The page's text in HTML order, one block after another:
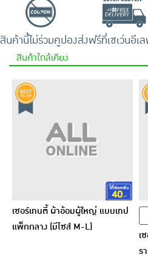
สินค้านี้ไม่ร่วมคูปองส่งฟรีที่เซเว่นอีเ
สินค้าใกล้เคียง
เซอร์เทนตี้ ผ้าอ้อมผู้ใหญ่ แบบเทป
แพ็กกลาง (มีไซส์ M-L)
เ
ร